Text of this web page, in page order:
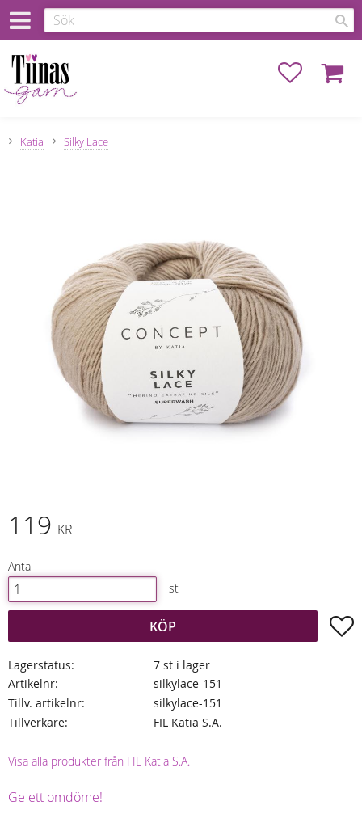
Favoriter
Katia Silky Lace
119 KR
Antal
st
KÖP
Lagerstatus
7 st i lager
Artikelnr
silkylace-151
Tillv. artikelnr
silkylace-151
Tillverkare
FIL Katia S.A.
Visa alla produkter från FIL Katia S.A.
Ge ett omdöme!